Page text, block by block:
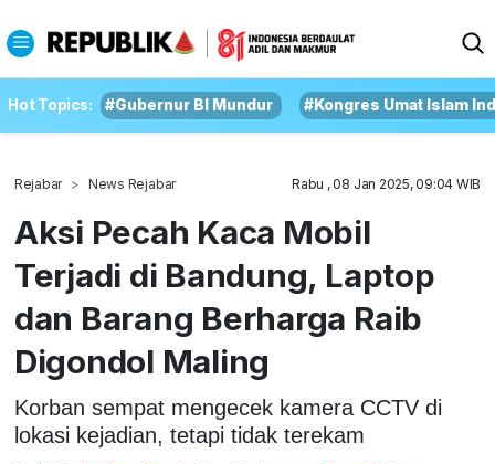
Hot Topics: #Gubernur BI Mundur #Kongres Umat Islam
Rejabar News Rejabar Rabu , 08 Jan 2025, 09:04 WIB
Aksi Pecah Kaca Mobil
Terjadi di Bandung, Laptop
dan Barang Berharga Raib
Digondol Maling
Korban sempat mengecek kamera CCTV di
lokasi kejadian, tetapi tidak terekam